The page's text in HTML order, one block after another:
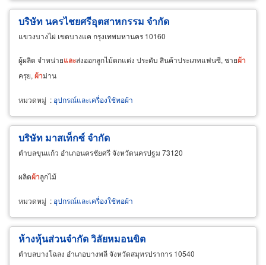
บริษัท นครไชยศรีอุตสาหกรรม จำกัด
แขวงบางไผ่ เขตบางแค กรุงเทพมหานคร 10160
ผู้ผลิต จำหน่ายและส่งออกลูกไม้ตกแต่ง ประดับ สินค้าประเภทแฟนซี, ชายผ้า
ครุย, ผ้าม่าน
หมวดหมู่ : อุปกรณ์และเครื่องใช้ทอผ้า
บริษัท มาสเท็กซ์ จำกัด
ตำบลขุนแก้ว อำเภอนครชัยศรี จังหวัดนครปฐม 73120
ผลิตผ้าลูกไม้
หมวดหมู่ : อุปกรณ์และเครื่องใช้ทอผ้า
ห้างหุ้นส่วนจำกัด วิลัยหมอนขิต
ตำบลบางโฉลง อำเภอบางพลี จังหวัดสมุทรปราการ 10540